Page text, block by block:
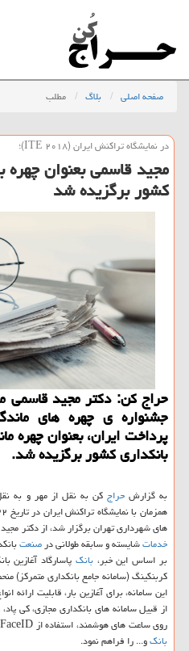
صفحه اصلی بلاگ مطلب
در نمایشگاه تراكنش ایران (ITE ۲۰۱۸)؛
مجید قاسمی بعنوان چهره
كشور برگزیده شد
حراج كن: دكتر مجید قاسمی
جشنواره ی چهره های
پرداخت ایران، بعنوان چهره
بانكداری كشور برگزیده شد.
به گزارشحراج كن به نقل از مهر و به
های شهرداری تهران برگزار شد، از دكتر
خدماتشایسته و سابقه طولانی درصنعت
بر اساس این خبر،بانك پاسارگاد آغازین
كربنكینگ (سامانه جامع بانكداری
این سامانه، برای آغازین بار، قابلیت ارائه
از قبیل سامانه های بانكداری مجازی، كی
روی ساعت های هوشمند، استفاده از FaceID و اثرانگشت برای ورود به سامانه موبایل
بانكو... را فراهم نمود.